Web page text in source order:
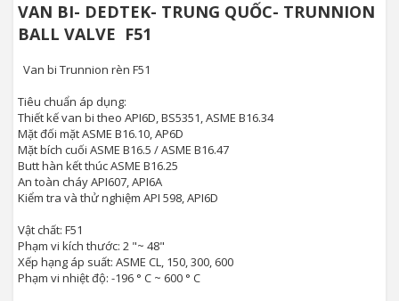
VAN BI- DEDTEK- TRUNG QUỐC- TRUNNION
BALL VALVE F51
Van bi Trunnion rèn F51
Tiêu chuẩn áp dụng:
Thiết kế van bi theo API6D, BS5351, ASME B16.34
Mặt đối mặt ASME B16.10, AP6D
Mặt bích cuối ASME B16.5 / ASME B16.47
Butt hàn kết thúc ASME B16.25
An toàn cháy API607, API6A
Kiểm tra và thử nghiệm API 598, API6D
Vật chất: F51
Phạm vi kích thước: 2 "~ 48"
Xếp hạng áp suất: ASME CL, 150, 300, 600
Phạm vi nhiệt độ: -196 ° C ~ 600 ° C